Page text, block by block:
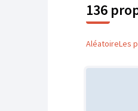
136
AléatoireLes